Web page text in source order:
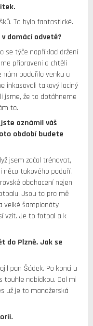
To bylo fantastické.
domácí odvetě?
se týče například držení
připraveni a chtěli
nám podařilo venku a
inkasovali takový laciný
jsme, že to dotáhneme
to.
oznámil váš
období budete
jsem začal trénovat,
takového podaří.
obohacení nejen
Jsou to pro mě
velké šampionáty
vzít. Je to fotbal a k
do Plzně. Jak se
pan Šádek. Po konci u
touhle nabídkou. Dal mi
už je to manažerská